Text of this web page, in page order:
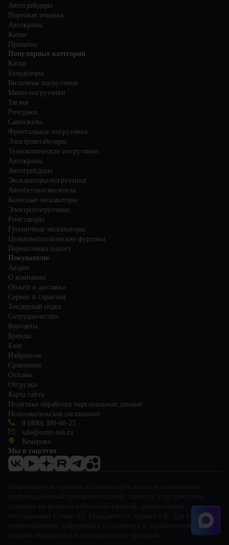
Автогрейдеры
Портовая техника
Автокраны
Катки
Прицепы
Популярные категории
Катки
Бульдозеры
Вилочные погрузчики
Мини-погрузчики
Тягачи
Ричтраки
Самосвалы
Фронтальные погрузчики
Электроштабелеры
Телескопические погрузчики
Автокраны
Автогрейдеры
Экскаваторы-погрузчики
Автобетоносмесители
Колесные экскаваторы
Электропогрузчики
Ричстакеры
Гусеничные экскаваторы
Цельнометаллические фургоны
Перевозчики паллет
Покупателю
Акции
О компании
Оплата и доставка
Сервис и гарантия
Тендерный отдел
Сотрудничество
Контакты
Бренды
Блог
Избранное
Сравнение
Отзывы
Отгрузки
Карта сайта
Политика обработки персональных данных
Пользовательское соглашение
8 (800) 300-68-25
sale@centr-teh.ru
Кемерово
Мы в соцсетях
положениями Статьи 437 Гражданского кодекса РФ. Для получения
исчерпывающей информации о стоимости и характеристиках